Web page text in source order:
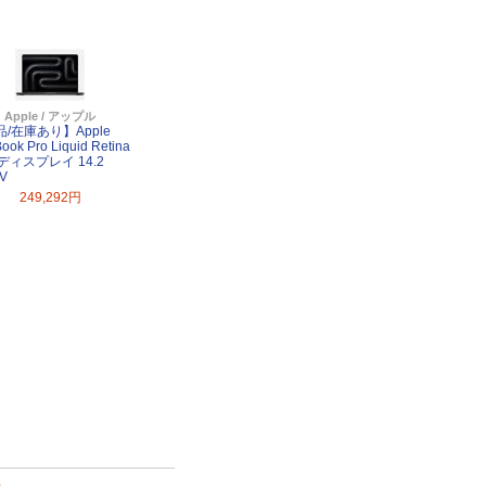
Apple / アップル
/在庫あり】Apple
Pro Liquid Retina
ィスプレイ 14.2
249,292円